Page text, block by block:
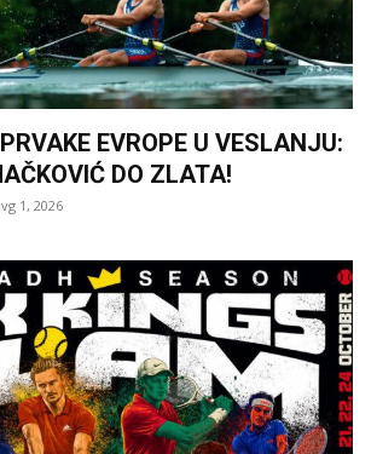
EVROPE U VESLANJU:
DO ZLATA!
1, 2026